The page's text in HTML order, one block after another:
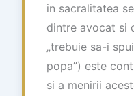
in sacralitatea
dintre avocat si
„trebuie sa-i
popa”) este
si a menirii